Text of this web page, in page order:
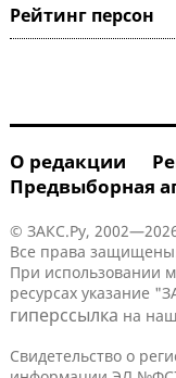
О редакции
Предвыборная
© ЗАКС.Ру,
Все права
При использовании
ресурсах указание
гиперссылка на
Свидетельство о